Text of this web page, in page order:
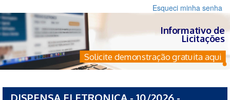
Esqueci minha senha
Informativo de
Licitações
Solicite demonstração gratuita aqui
DISPENSA ELETRONICA - 10/2026 -